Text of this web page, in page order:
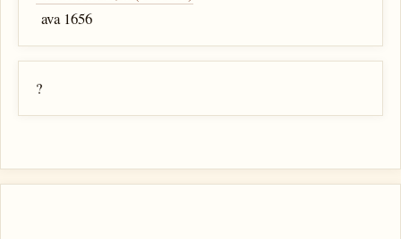
ava 1656
?